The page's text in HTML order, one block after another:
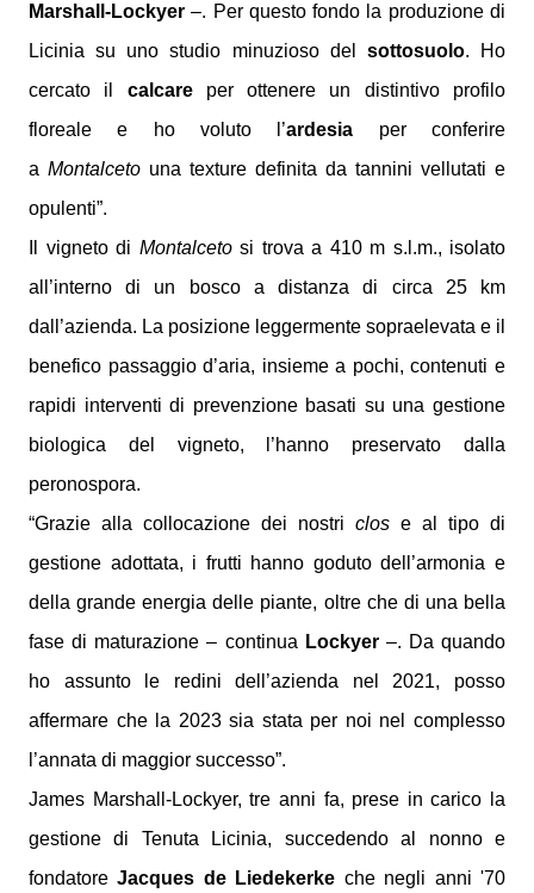
Marshall-Lockyer –. Per questo fondo la produzione di
Licinia su uno studio minuzioso del sottosuolo. Ho
cercato il calcareper ottenere un distintivo profilo
floreale e ho voluto l’ardesia per conferire
a Montalceto una texture definita da tannini vellutati e
opulenti”.
Il vigneto di Montalcetosi trova a 410 m s.l.m., isolato
all’interno di un bosco a distanza di circa 25 km
dall’azienda. La posizione leggermente sopraelevata e il
benefico passaggio d’aria, insieme a pochi, contenuti e
rapidi interventi di prevenzione basati su una gestione
biologica del vigneto, l’hanno preservato dalla
peronospora.
“Grazie alla collocazione dei nostri clos e al tipo di
gestione adottata, i frutti hanno goduto dell’armonia e
della grande energia delle piante, oltre che di una bella
fase di maturazione – continua Lockyer–. Da quando
ho assunto le redini dell’azienda nel 2021, posso
affermare che la 2023 sia stata per noi nel complesso
l’annata di maggior successo”.
James Marshall-Lockyer, tre anni fa, prese in carico la
gestione di Tenuta Licinia, succedendo al nonno e
fondatoreJacques de Liedekerke che negli anni '70